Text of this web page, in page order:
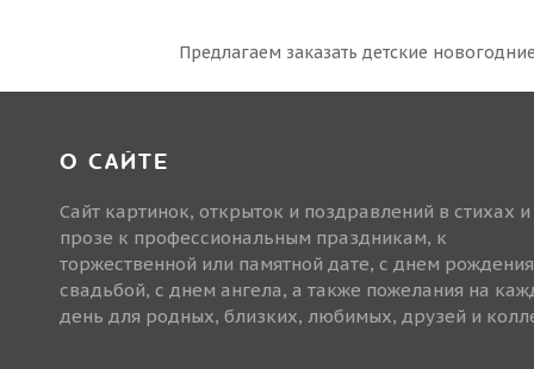
Предлагаем заказать детские
О САЙТЕ
Сайт картинок, открыток и поздравлений в стихах и
прозе к профессиональным праздникам, к
торжественной или памятной дате, с днем
свадьбой, с днем ангела, а также пожелания на
день для родных, близких, любимых, друзей и